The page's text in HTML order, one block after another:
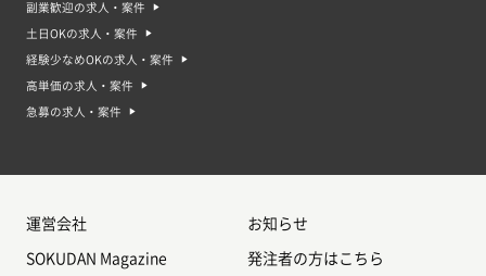
副業歓迎の求人・案件
土日OKの求人・案件
経験少なめOKの求人・案件
高単価の求人・案件
急募の求人・案件
運営会社 お知らせ
SOKUDAN Magazine 発注者の方はこちら